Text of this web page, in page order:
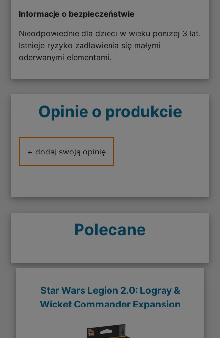
Informacje o bezpieczeństwie
Nieodpowiednie dla dzieci w wieku poniżej 3 lat.
Istnieje ryzyko zadławienia się małymi
oderwanymi elementami.
Opinie o produkcie
+ dodaj swoją opinię
Polecane
Star Wars Legion 2.0: Logray &
Wicket Commander Expansion